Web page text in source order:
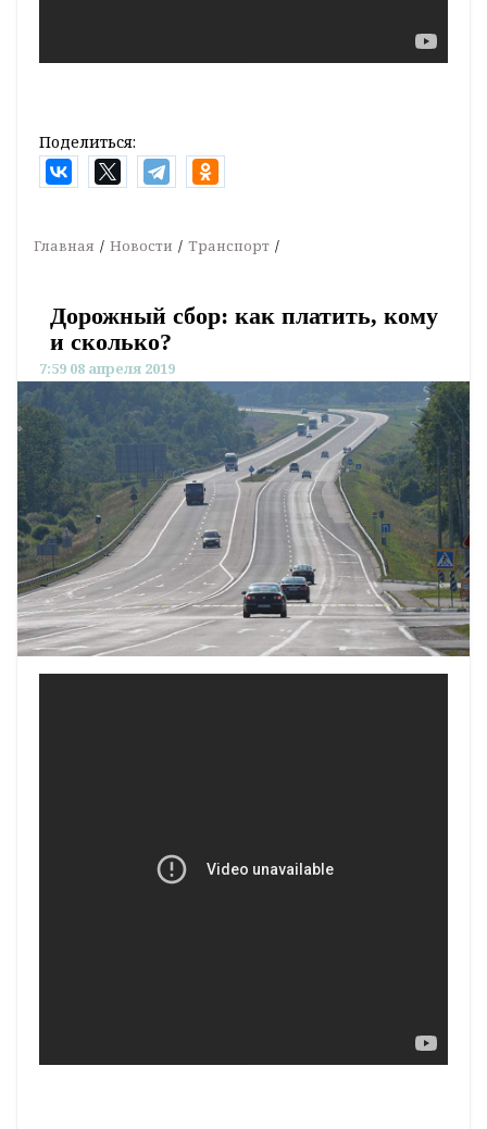
Поделиться:
Главная Новости Транспорт
Дорожный сбор: как платить, кому
и сколько?
7:59 08 апреля 2019